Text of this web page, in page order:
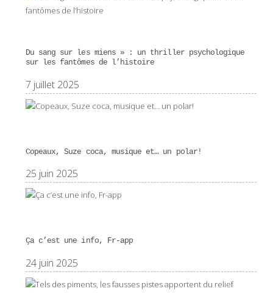
Du sang sur les miens » : un thriller psychologique
sur les fantômes de l’histoire
7 juillet 2025
Copeaux, Suze coca, musique et… un polar!
25 juin 2025
Ça c’est une info, Fr-app
24 juin 2025